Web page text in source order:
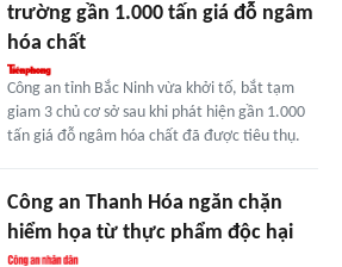
trường gần 1.000 tấn giá đỗ ngâm
hóa chất
Công an tỉnh Bắc Ninh vừa khởi tố, bắt tạm
giam 3 chủ cơ sở sau khi phát hiện gần 1.000
tấn giá đỗ ngâm hóa chất đã được tiêu thụ.
Công an Thanh Hóa ngăn chặn
hiểm họa từ thực phẩm độc hại